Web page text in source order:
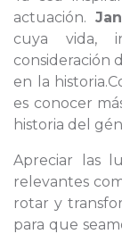
actuación.
cuya vida,
consideración
en la
es conocer
historia del
Apreciar las
relevantes
rotar y
para que